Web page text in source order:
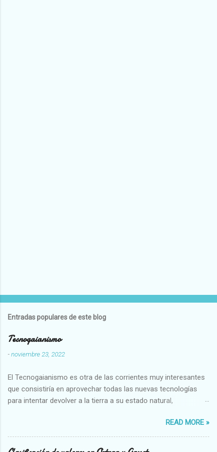
Entradas populares de este blog
Tecnogaianismo
-noviembre 23, 2022
El Tecnogaianismo es otra de las corrientes muy interesantes
que consistiría en aprovechar todas las nuevas tecnologías
para intentar devolver a la tierra a su estado natural,
READ MORE »